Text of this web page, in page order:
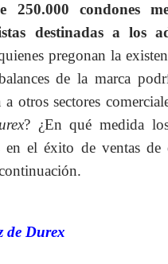
250.000 condones
destinadas a los
pregonan la
de la marca
otros sectores
? ¿En qué medida
en el éxito de ventas de
de Durex